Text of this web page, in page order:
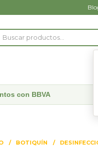
con BBVA
BOTIQUÍN